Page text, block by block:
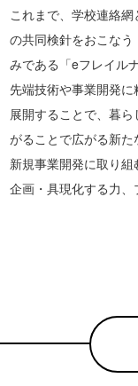
これまで、学校連絡
の共同検針をおこな
みである「eフレイル
先端技術や事業開発
展開することで、暮
がることで広がる新た
新規事業開発に取り
企画・具現化する力、